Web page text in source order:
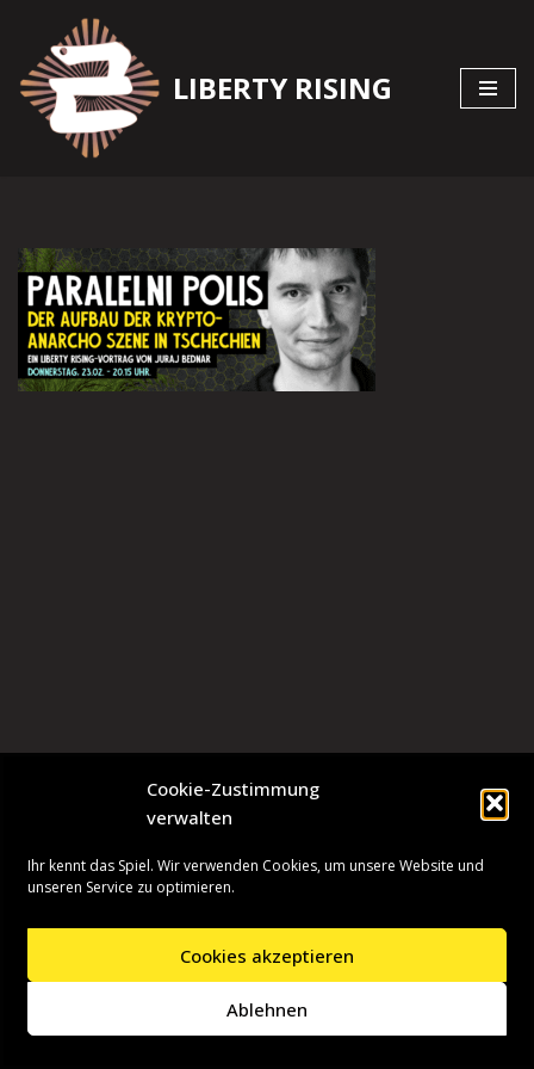
Cookie-Zustimmung
verwalten
Ihr kennt das Spiel. Wir verwenden Cookies, um unsere Website und
unseren Service zu optimieren.
Cookies akzeptieren
Ablehnen
Zum
Inhalt
springen
LIBERTY RISING
| Präsentiert vonWordPress
Presseinformationen